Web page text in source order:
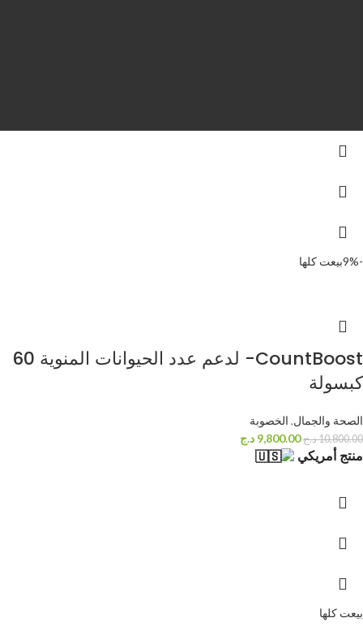
-9% بيعت كلها
CountBoost- لدعم عدد الحيوانات المنوية 60
كبسولة
الصحة والجمال, الخصوبة
10,800.00د.ج 9,800.00 د.ج
منتج أمريكي
بيعت كلها